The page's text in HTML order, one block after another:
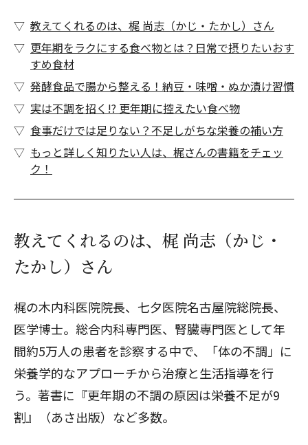
教えてくれるのは、梶 尚志（かじ・たかし）さん
更年期をラクにする食べ物とは？日常で摂りたいおす
すめ食材
発酵食品で腸から整える！納豆・味噌・ぬか漬け習慣
実は不調を招く!? 更年期に控えたい食べ物
食事だけでは足りない？不足しがちな栄養の補い方
もっと詳しく知りたい人は、梶さんの書籍をチェッ
ク！
教えてくれるのは、梶 尚志（かじ・
たかし）さん
梶の木内科医院院長、七夕医院名古屋院総院長、
医学博士。総合内科専門医、腎臓専門医として年
間約5万人の患者を診察する中で、「体の不調」に
栄養学的なアプローチから治療と生活指導を行
う。著書に『更年期の不調の原因は栄養不足が9
割』（あさ出版）など多数。